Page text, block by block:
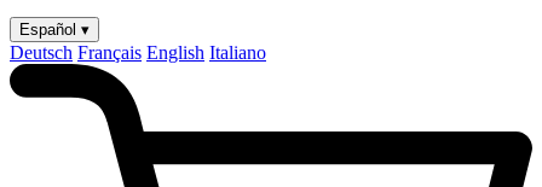
Español ▾
Deutsch Français English Italiano